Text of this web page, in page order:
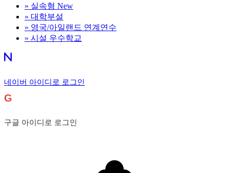
» 실속형 New
» 대학부설
» 영국/아일랜드 연계연수
» 시설 우수학교
네이버 아이디로 로그인
G
구글 아이디로 로그인